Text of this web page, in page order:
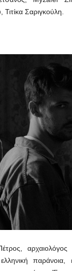
Σαριγκούλη.
αρχαιολόγος